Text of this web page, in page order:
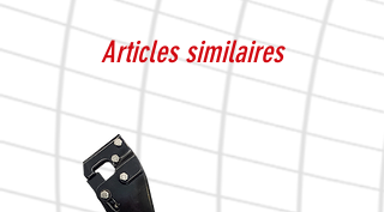
recommandé de l'utiliser en
conjonction avec le kit de guidage
du liquide de refroidissement de la
couronne pour maintenir la
couronne hydratée.
Articles similaires